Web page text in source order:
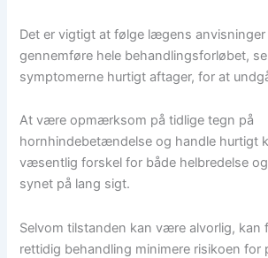
Det er vigtigt at følge lægens anvisninger
gennemføre hele behandlingsforløbet,
symptomerne hurtigt aftager, for at
At være opmærksom på tidlige tegn på
hornhindebetændelse og handle hurtigt
væsentlig forskel for både helbredelse
synet på lang sigt.
Selvom tilstanden kan være alvorlig, kan
rettidig behandling minimere risikoen for